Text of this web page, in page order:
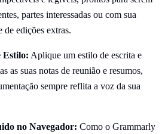
partes interessadas ou com sua
de edições extras.
Estilo: Aplique um estilo de escrita e
as suas notas de reunião e resumos,
sempre reflita a voz da sua
no Navegador: Como o Grammarly